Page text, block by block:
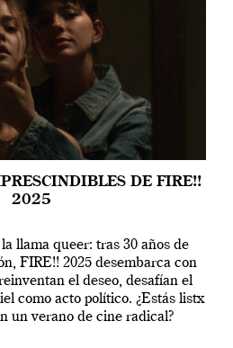
DE FIRE!!
2025
llama queer: tras 30 años de
FIRE!! 2025 desembarca con
el deseo, desafían el
como acto político. ¿Estás listx
un verano de cine radical?